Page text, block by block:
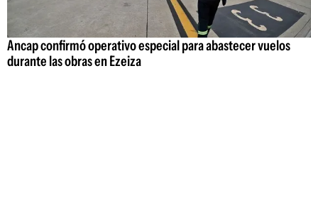
Ancap confirmó operativo especial para abastecer vuelos
durante las obras en Ezeiza